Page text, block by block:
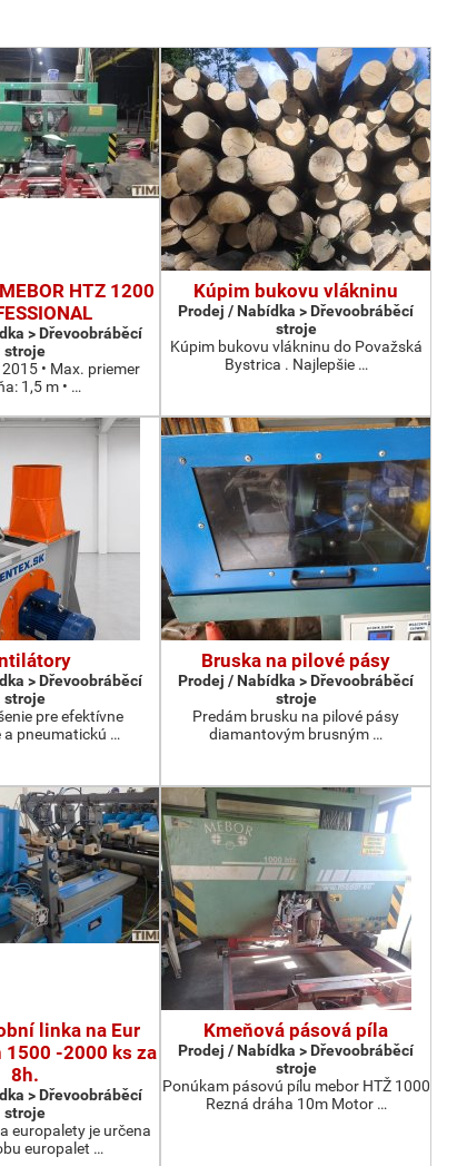
HTZ 1200
> Dřevoobráběcí
stroje
2015 • Max. priemer
1,5 m • …
Kúpim bukovu vlákninu
Prodej / Nabídka > Dřevoobráběcí
stroje
Kúpim bukovu vlákninu do Považská
Bystrica . Najlepšie …
> Dřevoobráběcí
stroje
pre efektívne
a pneumatickú …
Bruska na pilové pásy
Prodej / Nabídka > Dřevoobráběcí
stroje
Predám brusku na pilové pásy
diamantovým brusným …
linka na Eur
1500 -2000 ks za
8h.
> Dřevoobráběcí
stroje
europalety je určena
europalet …
Kmeňová pásová píla
Prodej / Nabídka > Dřevoobráběcí
stroje
Ponúkam pásovú pílu mebor HTŽ 1000
Rezná dráha 10m Motor …